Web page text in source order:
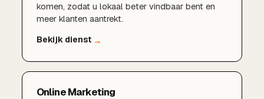
komen, zodat u lokaal beter vindbaar bent en
meer klanten aantrekt.
Online Marketing